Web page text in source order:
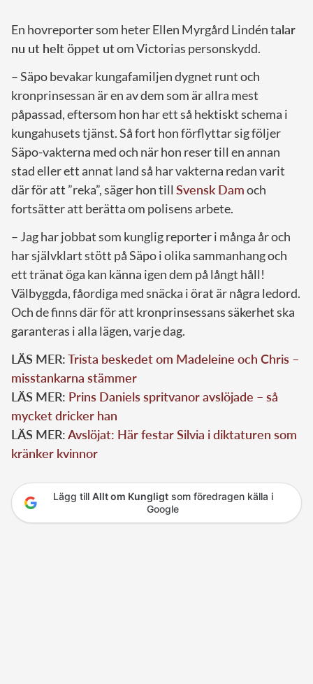
En hovreporter som heter Ellen Myrgård Lindéntalar
nu ut helt öppet utom Victorias personskydd.
– Säpo bevakar kungafamiljen dygnet runt och
kronprinsessan är en av dem som är allra mest
påpassad, eftersom hon har ett så hektiskt schema i
kungahusets tjänst. Så fort hon förflyttar sig följer
Säpo-vakterna med och när hon reser till en annan
stad eller ett annat land så har vakterna redan varit
där för att ”reka”, säger hon till Svensk Damoch
fortsätter att berätta om polisens arbete.
– Jag har jobbat som kunglig reporter i många år och
har självklart stött på Säpo i olika sammanhang och
ett tränat öga kan känna igen dem på långt håll!
Välbyggda, fåordiga med snäcka i örat är några ledord.
Och de finns där för att kronprinsessans säkerhet ska
garanteras i alla lägen, varje dag.
LÄS MER:Trista beskedet om Madeleine och Chris –
misstankarna stämmer
LÄS MER: Prins Daniels spritvanor avslöjade – så
mycket dricker han
LÄS MER:Avslöjat: Här festar Silvia i diktaturen som
kränker kvinnor
Lägg till Allt om Kungligtsom föredragen källa i
Google